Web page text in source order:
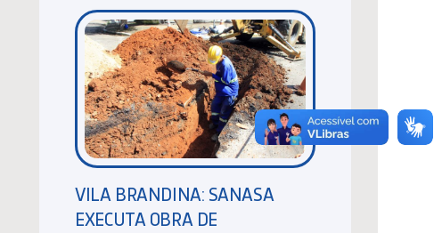
VILA BRANDINA: SANASA
EXECUTA OBRA DE